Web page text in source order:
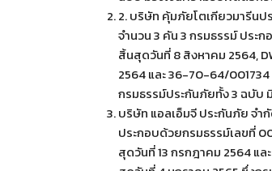
2. บริษัท คุ้มภัยโตเกียวมารีนป
จำนวน 3 คัน 3 กรมธรรม์ ปร
สิ้นสุดวันที่ 8 สิงหาคม 2564,
2564 และ 36-70-64/
กรมธรรม์ประกันภัยทั้ง 3 ฉบั
บริษัท แอลเอ็มจี ประกันภัย จำ
ประกอบด้วยกรมธรรม์เลขที่
สุดวันที่ 13 กรกฎาคม 2564